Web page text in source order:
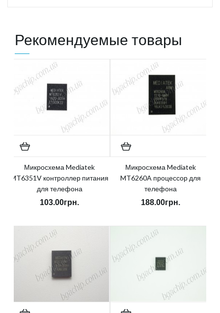
Рекомендуемые товары
Микросхема Mediatek
MT6351V контроллер питания
для телефона
103.00грн.
Микросхема Mediatek
MT6260A процессор для
телефона
188.00грн.